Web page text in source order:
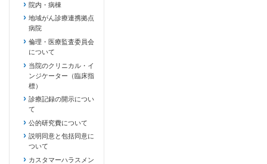
院内・病棟
地域がん診療連携拠点
病院
倫理・医療監査委員会
について
当院のクリニカル・イ
ンジケーター（臨床指
標）
診療記録の開示につい
て
公的研究費について
説明同意と包括同意に
ついて
カスタマーハラスメン